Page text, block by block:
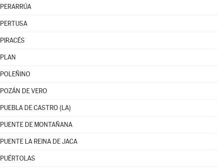
PERARRÚA
PERTUSA
PIRACÉS
PLAN
POLEÑINO
POZÁN DE VERO
PUEBLA DE CASTRO (LA)
PUENTE DE MONTAÑANA
PUENTE LA REINA DE JACA
PUÉRTOLAS